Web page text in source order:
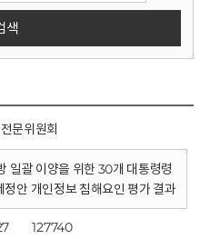
색
문위원회
일괄 이양을 위한 30개 대통령령
안 개인정보 침해요인 평가 결과
127740